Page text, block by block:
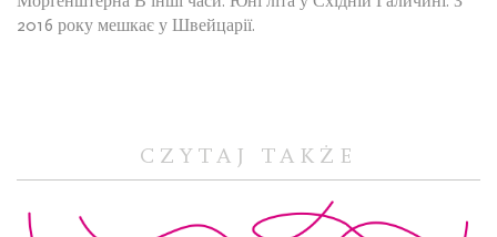
2016 року мешкає у Швейцарії.
CZYTAJ TAKŻE